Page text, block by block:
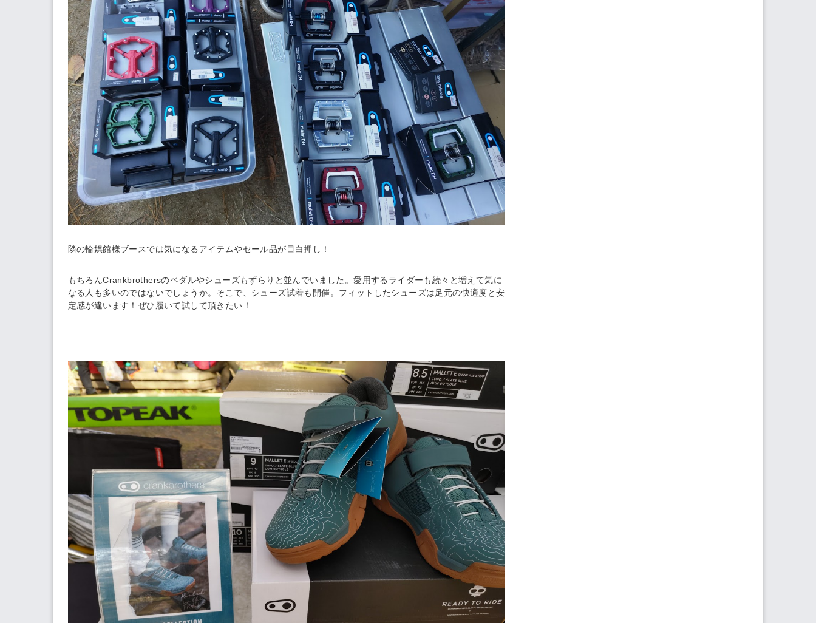
隣の輪娯館様ブースでは気になるアイテムやセール品が目白押し！
もちろんCrankbrothersのペダルやシューズもずらりと並んでいました。愛用するライダーも続々と増えて気に
なる人も多いのではないでしょうか。そこで、シューズ試着も開催。フィットしたシューズは足元の快適度と安
定感が違います！ぜひ履いて試して頂きたい！